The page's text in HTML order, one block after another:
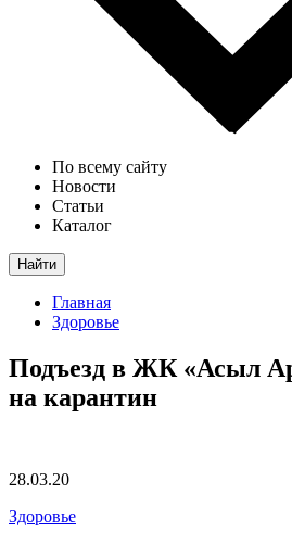
По всему сайту
Новости
Статьи
Каталог
Найти
Главная
Здоровье
Подъезд в ЖК «Асыл
на карантин
28.03.20
Здоровье